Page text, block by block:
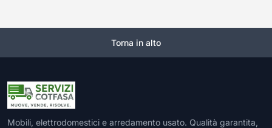
Torna in alto
Mobili, elettrodomestici e arredamento usato. Qualità garantita,